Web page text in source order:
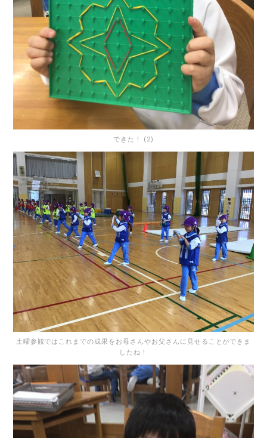
できた！ (2)
土曜参観ではこれまでの成果をお母さんやお父さんに見せることができま
したね！